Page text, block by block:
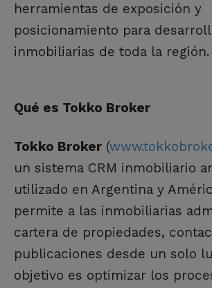
herramientas de exposición y
posicionamiento para
inmobiliarias de toda la región.
Qué es Tokko Broker
Tokko Broker (
un sistema CRM inmobiliario
utilizado en Argentina y
permite a las inmobiliarias
cartera de propiedades,
publicaciones desde un solo
objetivo es optimizar los